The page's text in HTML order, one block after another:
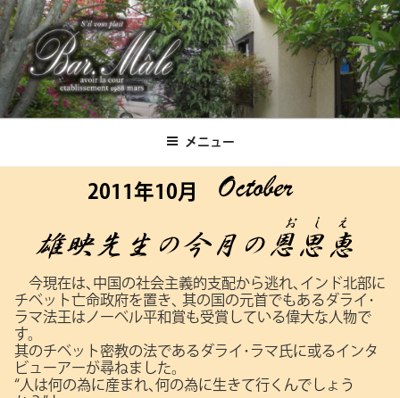
コ
ン
テ
ン
ツ
へBar.Male メニュー
2011年10月
今現在は､中国の社会主義的支配から逃れ､インド北部に
チベット亡命政府を置き､
其の国の元首でもあるダライ･
ラマ法王はノーベル平和賞も受賞している偉大な人物で
す。
其のチベット密教の法であるダライ･ラマ氏に或るインタ
ビューアーが尋ねました。
“人は何の為に産まれ､何の為に生きて行くんでしょう